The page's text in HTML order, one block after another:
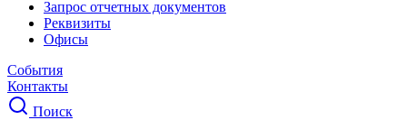
Запрос отчетных документов
Реквизиты
Офисы
События
Контакты
Поиск